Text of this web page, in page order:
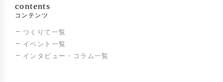
contents
コンテンツ
つくりて一覧
イベント一覧
インタビュー・コラム一覧